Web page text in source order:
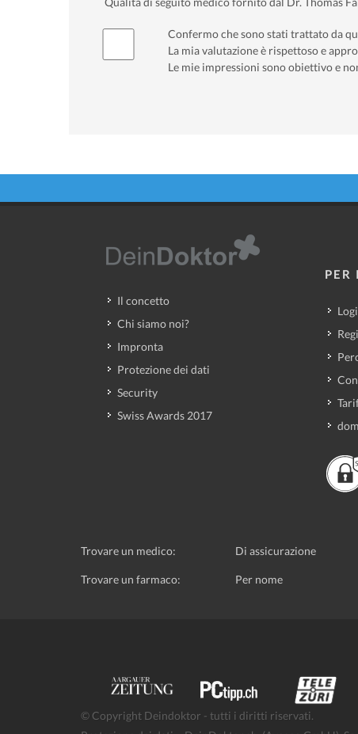
Confermo che sono stati trattato da
La mia valutazione è rispettoso e
Le mie impressioni sono obiettivo e
Il concetto
Chi siamo noi?
Impronta
Protezione dei dati
Security
Swiss Awards 2017
PER
Trovare un medico: Di assicurazione
Trovare un farmaco: Per nome
© Copyright Deindoktor - tutti i diritti riservati.